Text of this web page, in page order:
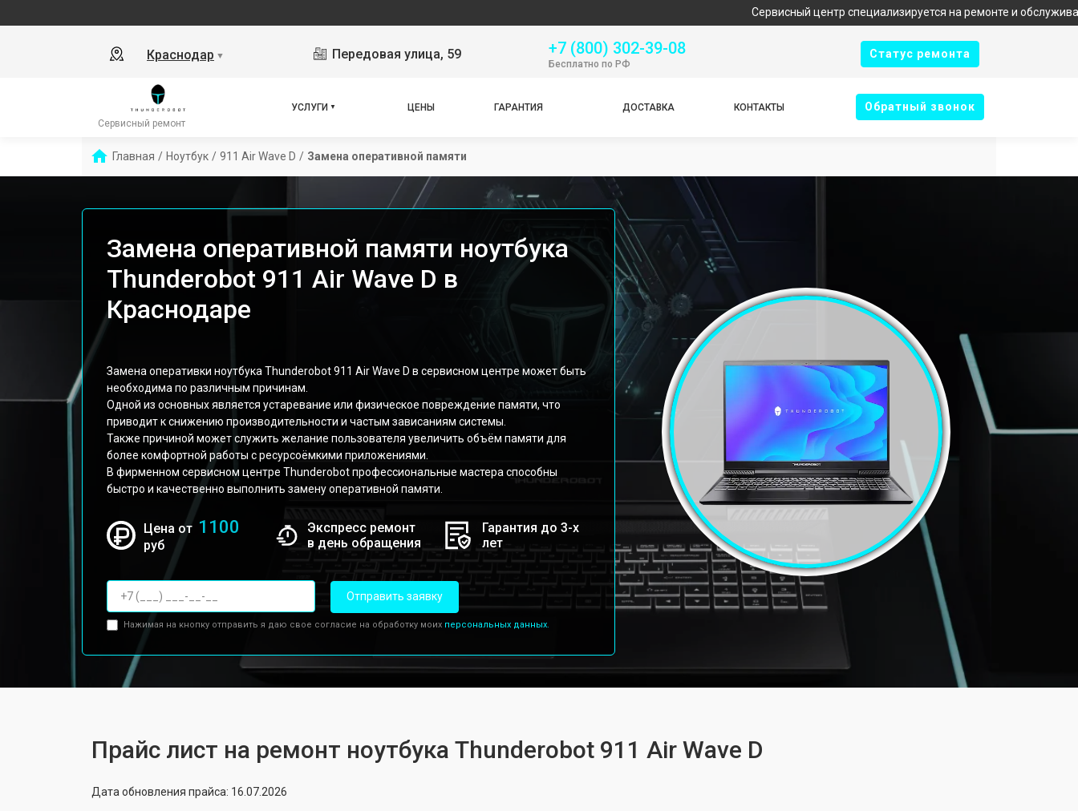
Сервисный центр специализируется на ремонте и обслуживании
Краснодар ▼ Передовая улица, 59 +7 (800) 302-39-08
Бесплатно по РФ
Cтатус ремонта
Сервисный ремонт
УСЛУГИ ЦЕНЫ ГАРАНТИЯ ДОСТАВКА КОНТАКТЫ Oбратный звонок
Главная / Ноутбук / 911 Air Wave D / Замена оперативной памяти
Замена оперативной памяти ноутбука
Thunderobot 911 Air Wave D в
Краснодаре
Замена оперативки ноутбука Thunderobot 911 Air Wave D в сервисном центре может быть
необходима по различным причинам.
Одной из основных является устаревание или физическое повреждение памяти, что
приводит к снижению производительности и частым зависаниям системы.
Также причиной может служить желание пользователя увеличить объём памяти для
более комфортной работы с ресурсоёмкими приложениями.
В фирменном сервисном центре Thunderobot профессиональные мастера способны
быстро и качественно выполнить замену оперативной памяти.
Цена от 1100
руб
Экспресс ремонт
в день обращения
Гарантия до 3-х
лет
Отправить заявку
Нажимая на кнопку отправить я даю свое согласие на обработку моих персональных данных.
Прайс лист на ремонт ноутбука Thunderobot 911 Air Wave D
Дата обновления прайса: 16.07.2026